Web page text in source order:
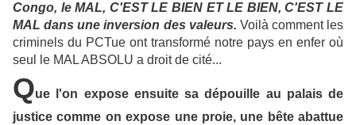
Congo, le MAL, C'EST LE BIEN ET LE BIEN, C'EST LE
MAL dans une inversion des valeurs. Voilà comment les
criminels du PCTue ont transformé notre pays en enfer où
seul le MAL ABSOLU a droit de cité...
Que l'on expose ensuite sa dépouille au palais de
justice comme on expose une proie, une bête abattue